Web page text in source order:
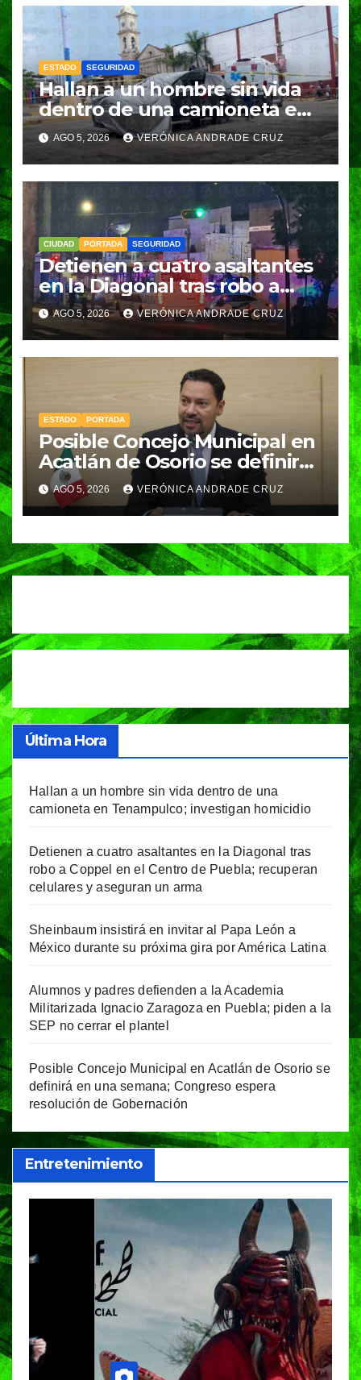
ESTADO SEGURIDAD
Hallan a un hombre sin vida
dentro de una camioneta en
Tenampulco; investigan
homicidio
AGO 5, 2026 VERÓNICA ANDRADE CRUZ
CIUDAD PORTADA SEGURIDAD
Detienen a cuatro asaltantes
en la Diagonal tras robo a
Coppel en el Centro de
Puebla; recuperan celulares y
aseguran un arma
AGO 5, 2026 VERÓNICA ANDRADE CRUZ
ESTADO PORTADA
Posible Concejo Municipal en
Acatlán de Osorio se definirá
en una semana; Congreso
espera resolución de
Gobernación
AGO 5, 2026 VERÓNICA ANDRADE CRUZ
Última Hora
Hallan a un hombre sin vida dentro de una
camioneta en Tenampulco; investigan homicidio
Detienen a cuatro asaltantes en la Diagonal tras
robo a Coppel en el Centro de Puebla; recuperan
celulares y aseguran un arma
Sheinbaum insistirá en invitar al Papa León a
México durante su próxima gira por América Latina
Alumnos y padres defienden a la Academia
Militarizada Ignacio Zaragoza en Puebla; piden a la
SEP no cerrar el plantel
Posible Concejo Municipal en Acatlán de Osorio se
definirá en una semana; Congreso espera
resolución de Gobernación
Entretenimiento